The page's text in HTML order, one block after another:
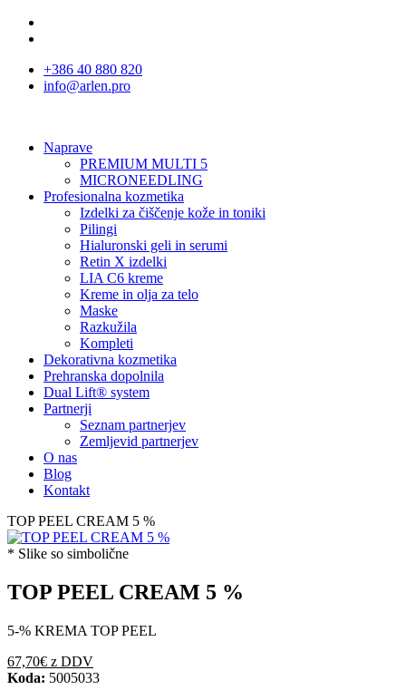
+386 40 880 820
info@arlen.pro
Naprave
PREMIUM MULTI 5
MICRONEEDLING
Profesionalna kozmetika
Izdelki za čiščenje kože in toniki
Pilingi
Hialuronski geli in serumi
Retin X izdelki
LIA C6 kreme
Kreme in olja za telo
Maske
Razkužila
Kompleti
Dekorativna kozmetika
Prehranska dopolnila
Dual Lift® system
Partnerji
Seznam partnerjev
Zemljevid partnerjev
O nas
Blog
Kontakt
TOP PEEL CREAM 5 %
* Slike so simbolične
TOP PEEL CREAM 5 %
5-% KREMA TOP PEEL
67,70€ z DDV
Koda: 5005033